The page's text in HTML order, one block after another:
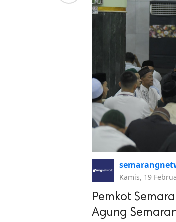
Kamis, 19
Pemkot
Agung